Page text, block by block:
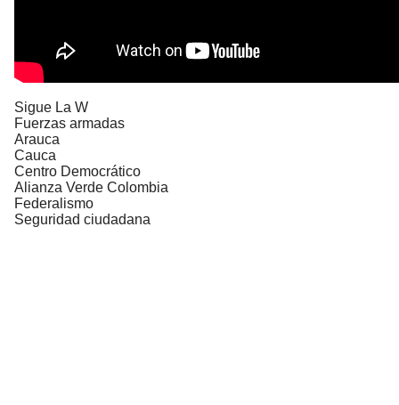
Sigue La W
Fuerzas armadas
Arauca
Cauca
Centro Democrático
Alianza Verde Colombia
Federalismo
Seguridad ciudadana